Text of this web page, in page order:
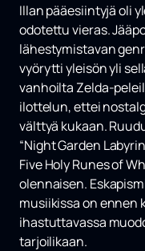
Illan pääesiintyjä oli
odotettu vieras.
lähestymistavan
vyörytti yleisön yli
vanhoilta Zelda-
ilottelun, ettei
välttyä kukaan.
“Night Garden
Five Holy Runes of
olennaisen.
musiikissa on ennen
ihastuttavassa
tarjoilikaan.